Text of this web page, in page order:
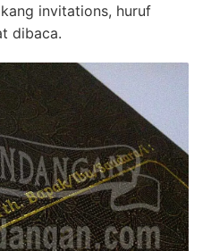
invitations, huruf
dibaca.